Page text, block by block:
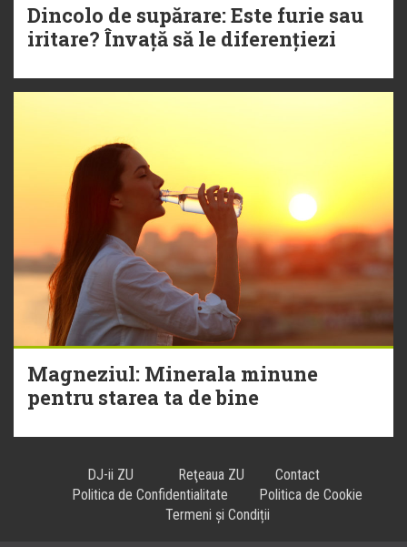
Dincolo de supărare: Este furie sau
iritare? Învață să le diferențiezi
Magneziul: Minerala minune
pentru starea ta de bine
DJ-ii ZU Reţeaua ZU
Contact
Politica de Confidentialitate
Politica de Cookie
Termeni și Condiții